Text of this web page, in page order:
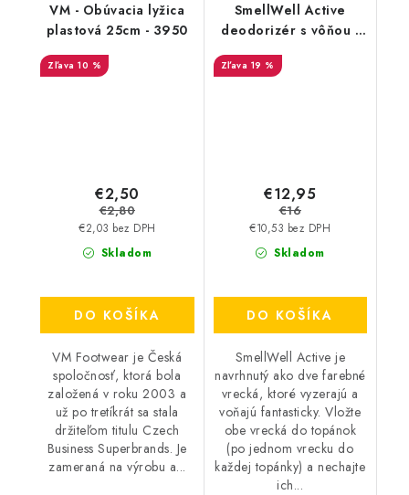
VM - Obúvacia lyžica
plastová 25cm - 3950
10 %
Skladom
€2,03 bez DPH
€2,50
€2,80
DO KOŠÍKA
VM Footwear je Česká
spoločnosť, ktorá bola
založená v roku 2003 a
už po tretíkrát sa stala
držiteľom titulu Czech
Business Superbrands. Je
zameraná na výrobu a...
SmellWell Active
deodorizér s vôňou -
Camo Green
19 %
Skladom
€10,53 bez DPH
€12,95
€16
DO KOŠÍKA
SmellWell Active je
navrhnutý ako dve farebné
vrecká, ktoré vyzerajú a
voňajú fantasticky. Vložte
obe vrecká do topánok
(po jednom vrecku do
každej topánky) a nechajte
ich...